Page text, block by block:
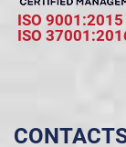
ISO 9001:2015
ISO